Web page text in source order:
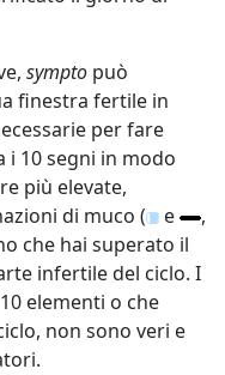
sympto può
finestra fertile in
per fare
i 10 segni in modo
più elevate,
di muco (
e
,
che hai superato il
infertile del ciclo. I
elementi o che
non sono veri e